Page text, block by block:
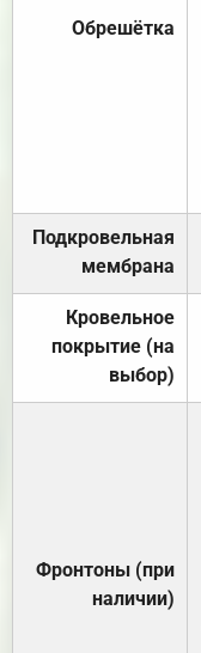
Обрешётка
Подкровельная
мембрана
Кровельное
покрытие (на
выбор)
Фронтоны (при
наличии)